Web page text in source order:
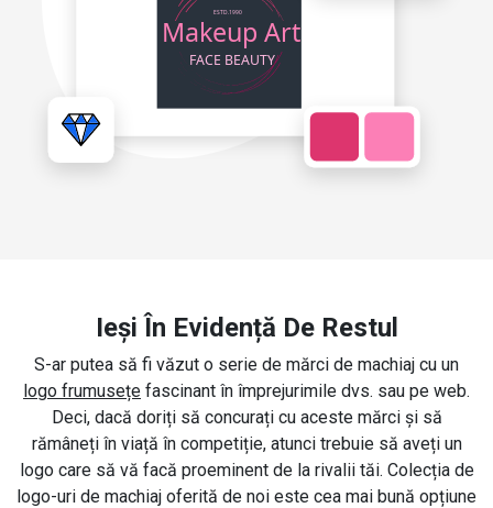
Ieși În Evidență De Restul
S-ar putea să fi văzut o serie de mărci de machiaj cu un
logo frumusețe fascinant în împrejurimile dvs. sau pe web.
Deci, dacă doriți să concurați cu aceste mărci și să
rămâneți în viață în competiție, atunci trebuie să aveți un
logo care să vă facă proeminent de la rivalii tăi. Colecția de
logo-uri de machiaj oferită de noi este cea mai bună opțiune